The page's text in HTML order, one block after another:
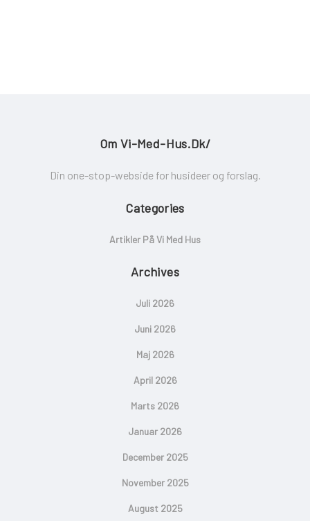
Om Vi-Med-Hus.dk/
Din one-stop-webside for husideer og forslag.
Categories
Artikler På Vi Med Hus
Archives
Juli 2026
Juni 2026
Maj 2026
April 2026
Marts 2026
Januar 2026
December 2025
November 2025
August 2025